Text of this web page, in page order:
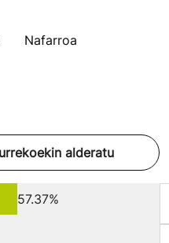
Nafarroa
alderatu
57.37%